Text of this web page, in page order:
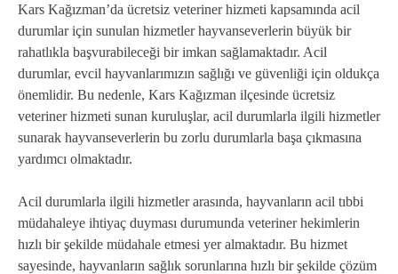
Kars Kağızman’da ücretsiz veteriner hizmeti kapsamında acil
durumlar için sunulan hizmetler hayvanseverlerin büyük bir
rahatlıkla başvurabileceği bir imkan sağlamaktadır. Acil
durumlar, evcil hayvanlarımızın sağlığı ve güvenliği için oldukça
önemlidir. Bu nedenle, Kars Kağızman ilçesinde ücretsiz
veteriner hizmeti sunan kuruluşlar, acil durumlarla ilgili hizmetler
sunarak hayvanseverlerin bu zorlu durumlarla başa çıkmasına
yardımcı olmaktadır.
Acil durumlarla ilgili hizmetler arasında, hayvanların acil tıbbi
müdahaleye ihtiyaç duyması durumunda veteriner hekimlerin
hızlı bir şekilde müdahale etmesi yer almaktadır. Bu hizmet
sayesinde, hayvanların sağlık sorunlarına hızlı bir şekilde çözüm